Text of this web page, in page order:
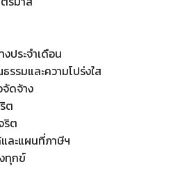
ประจำเดือน
รรมและความโปร่งใส
จัดจ้าง
ต
ริต
ละแผนที่ภาษีฯ
ทุกข์